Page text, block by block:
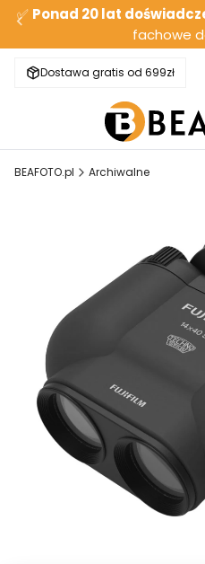
✅ Ponad 20 lat
fachowe
Dostawa gratis od 699zł
BEAFOTO.pl Archiwalne